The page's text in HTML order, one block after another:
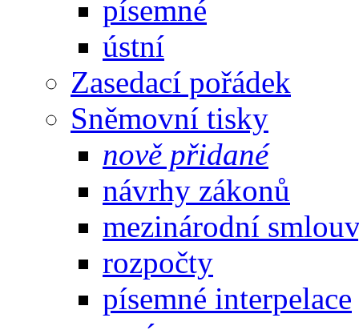
písemné
ústní
Zasedací pořádek
Sněmovní tisky
nově přidané
návrhy zákonů
mezinárodní
rozpočty
písemné interpelace